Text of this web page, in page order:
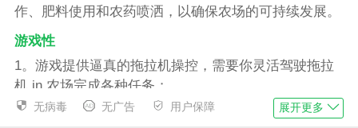
作、肥料使用和农药喷洒，以确保农场的可持续发展。
游戏性
1。游戏提供逼真的拖拉机操控，需要你灵活驾驶拖拉
机 in 农场完成各种任务；
2。你会面临季节和天气的变化，你需要根据实际情况
无病毒 无广告 用户保障 展开更多